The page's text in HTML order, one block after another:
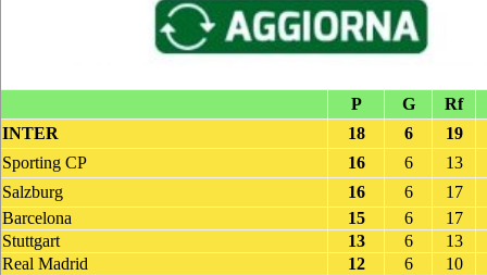
P G
Rf
INTER
18 6
19
Sporting CP
16 6
13
Salzburg
16 6
17
Barcelona
15 6
17
Stuttgart
13 6
13
Real Madrid
12 6
10